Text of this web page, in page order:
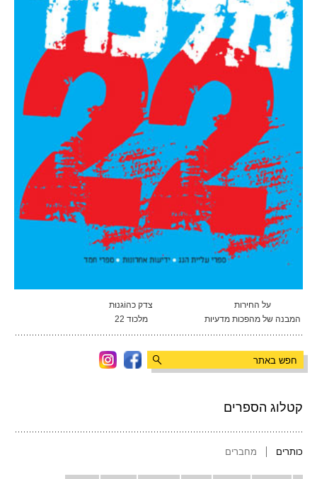
קטלוג הספרים
כותרים מחברים
על החירות
צדק כהוֹגנוּת
המבנה של מהפכות מדעיות
מלכוד 22